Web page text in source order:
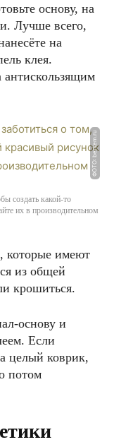
основу, на
Лучше всего,
на
клея.
антискользящим
ФОТО: berkem.ru
создать какой-то
их в производительном
которые имеют
из общей
крошиться.
основу и
Если
целый коврик,
потом